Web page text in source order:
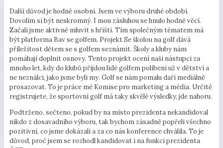
Další důvod je hodně osobní. Jsem ve výboru druhé období.
Dovolím si být neskromný. I mou zásluhou se hnulo hodně věcí.
Začali jsme aktivně mluvit s hřišti. Tím společným tématem má
být platforma Bav se golfem. Projekt Se školou na golf dává
příležitost dětem se s golfem seznámit. Školy a kluby nám
pomáhají doplnit osnovy. Tento projekt ocení naši nástupci za
mnoho let, kdy do klubů přijdou lidé golfem políbeni už v dětství a
ne neználci, jako jsme byli my. Golf se nám pomalu daří mediálně
prosazovat. To je práce mé Komise pro marketing a média. Určitě
registrujete, že sportovní golf má taky skvělé výsledky, jde nahoru.
Podtrženo, sečteno, pokud by na místo prezidenta nekandidoval
nikdo z dosavadního výboru, tak bychom zásadně popřeli všechno
pozitivní, co jsme dokázali a za co nás konference chválila. To je
důvod, proč jsem se rozhodl kandidovat i na funkci prezidenta